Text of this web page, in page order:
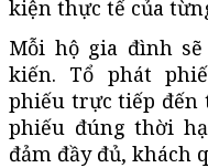
kiện thực tế của
Mỗi hộ gia đình
kiến. Tổ phát
phiếu trực tiếp đến
phiếu đúng thời
đảm đầy đủ, khách